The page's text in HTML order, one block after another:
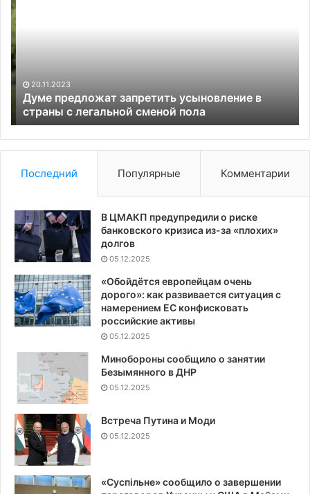
запретить
страны
с
легальной
сменой
пола
20.11.2023
Думе предложат запретить усыновление в
страны с легальной сменой пола
Последний Популярные Комментарии
В ЦМАКП предупредили о риске
банковского кризиса из-за «плохих»
долгов
05.12.2025
«Обойдётся европейцам очень
дорого»: как развивается ситуация с
намерением ЕС конфисковать
российские активы
05.12.2025
Минобороны сообщило о занятии
Безымянного в ДНР
05.12.2025
Встреча Путина и Моди
05.12.2025
«Суспiльне» сообщило о завершении